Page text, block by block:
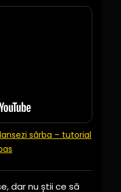
sârba – tutorial
dar nu știi ce să